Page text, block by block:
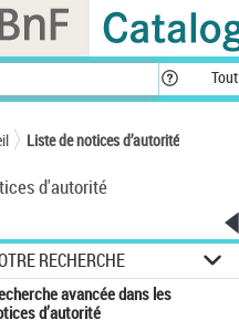
Tout
Liste de notices d’autorité
d'autorité
RECHERCHE
avancée dans les
d’autorité
des cookies